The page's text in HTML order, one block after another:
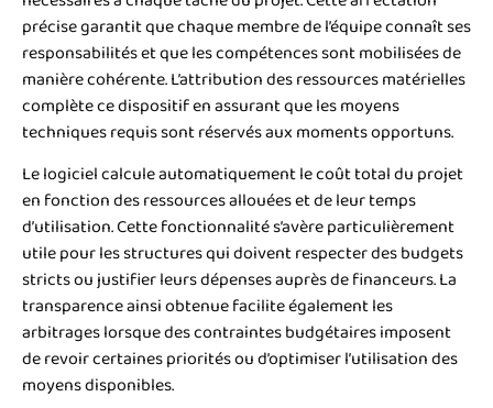
précise garantit que chaque membre de l’équipe connaît ses
responsabilités et que les compétences sont mobilisées de
manière cohérente. L’attribution des ressources matérielles
complète ce dispositif en assurant que les moyens
techniques requis sont réservés aux moments opportuns.
Le logiciel calcule automatiquement le coût total du projet
en fonction des ressources allouées et de leur temps
d’utilisation. Cette fonctionnalité s’avère particulièrement
utile pour les structures qui doivent respecter des budgets
stricts ou justifier leurs dépenses auprès de financeurs. La
transparence ainsi obtenue facilite également les
arbitrages lorsque des contraintes budgétaires imposent
de revoir certaines priorités ou d’optimiser l’utilisation des
moyens disponibles.